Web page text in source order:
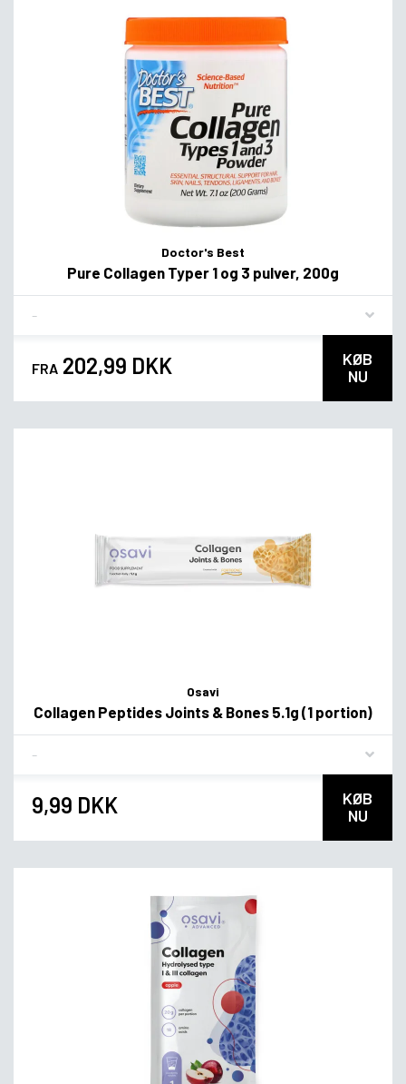
Doctor's Best
Pure Collagen Typer 1 og 3 pulver, 200g
FRA 202,99 DKK
KØB
NU
Osavi
Collagen Peptides Joints & Bones 5.1g (1 portion)
9,99 DKK
KØB
NU